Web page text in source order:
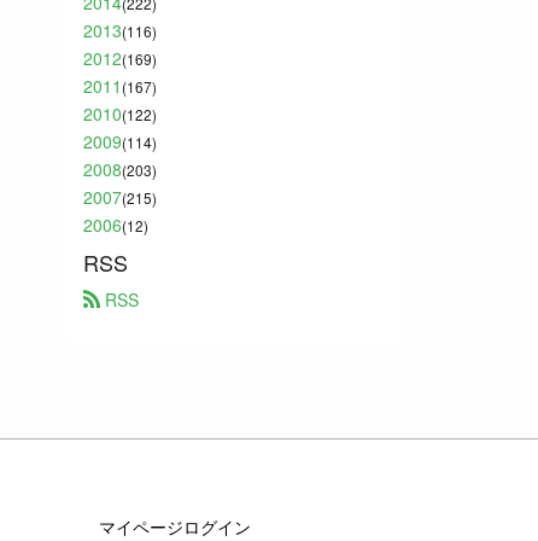
2013(116)
2012(169)
2011 (167)
2010(122)
2009(114)
2008(203)
2007(215)
2006(12)
RSS
RSS
マイページログイン